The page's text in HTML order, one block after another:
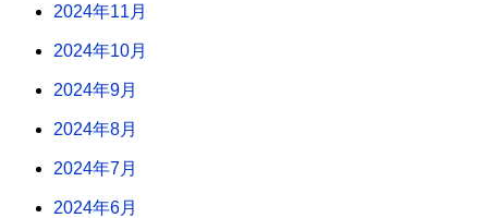
2024年11月
2024年10月
2024年9月
2024年8月
2024年7月
2024年6月